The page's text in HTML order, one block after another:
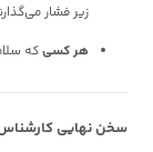
زیر فشار
هر کسیکه